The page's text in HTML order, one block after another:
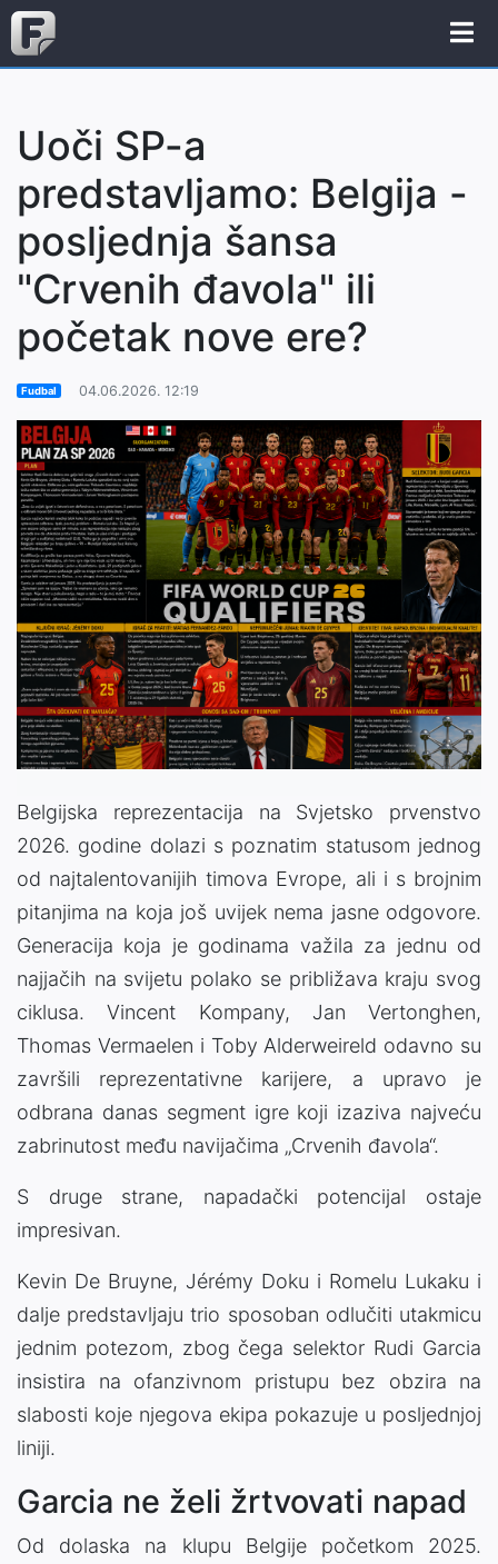
Uoči SP-a
predstavljamo: Belgija -
posljednja šansa
"Crvenih đavola" ili
početak nove ere?
Fudbal 04.06.2026. 12:19
Belgijska reprezentacija na Svjetsko prvenstvo
2026. godine dolazi s poznatim statusom jednog
od najtalentovanijih timova Evrope, ali i s brojnim
pitanjima na koja još uvijek nema jasne odgovore.
Generacija koja je godinama važila za jednu od
najjačih na svijetu polako se približava kraju svog
ciklusa. Vincent Kompany, Jan Vertonghen,
Thomas Vermaelen i Toby Alderweireld odavno su
završili reprezentativne karijere, a upravo je
odbrana danas segment igre koji izaziva najveću
zabrinutost među navijačima „Crvenih đavola“.
S druge strane, napadački potencijal ostaje
impresivan.
Kevin De Bruyne, Jérémy Doku i Romelu Lukaku i
dalje predstavljaju trio sposoban odlučiti utakmicu
jednim potezom, zbog čega selektor Rudi Garcia
insistira na ofanzivnom pristupu bez obzira na
slabosti koje njegova ekipa pokazuje u posljednjoj
liniji.
Garcia ne želi žrtvovati napad
Od dolaska na klupu Belgije početkom 2025.